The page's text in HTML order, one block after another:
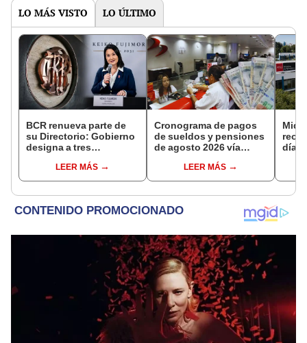
LO MÁS VISTO LO ÚLTIMO
BCR renueva parte de
su Directorio: Gobierno
designa a tres
EjecutivoLEER MÁS
Cronograma de pagos
de sueldos y pensiones
de agosto 2026 vía
conoce las fechas de
depósito
LEER MÁS
días: